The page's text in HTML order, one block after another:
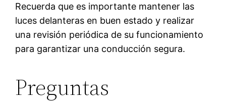
Recuerda que es importante mantener las
luces delanteras en buen estado y realizar
una revisión periódica de su funcionamiento
para garantizar una conducción segura.
Preguntas